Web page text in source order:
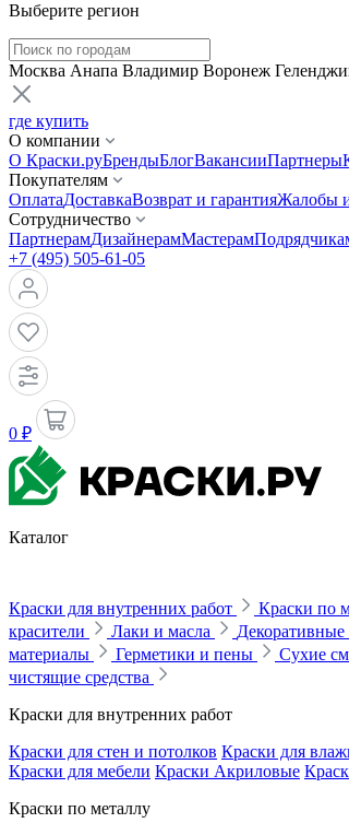
Выберите регион
Москва Анапа Владимир Воронеж
где купить
О компании
О Краски.руБрендыБлогВакансииПартнеры
Покупателям
ОплатаДоставкаВозврат и гарантияЖалобы
Сотрудничество
ПартнерамДизайнерамМастерам
+7 (495) 505-61-05
0 ₽
Каталог
Краски для внутренних работ Краски по
красители
Лаки и масла
материалы
Герметики и пены Сухие
чистящие средства
Краски для внутренних работ
Краски для стен и потолков Краски для
Краски для мебели Краски Акриловые
Краски по металлу